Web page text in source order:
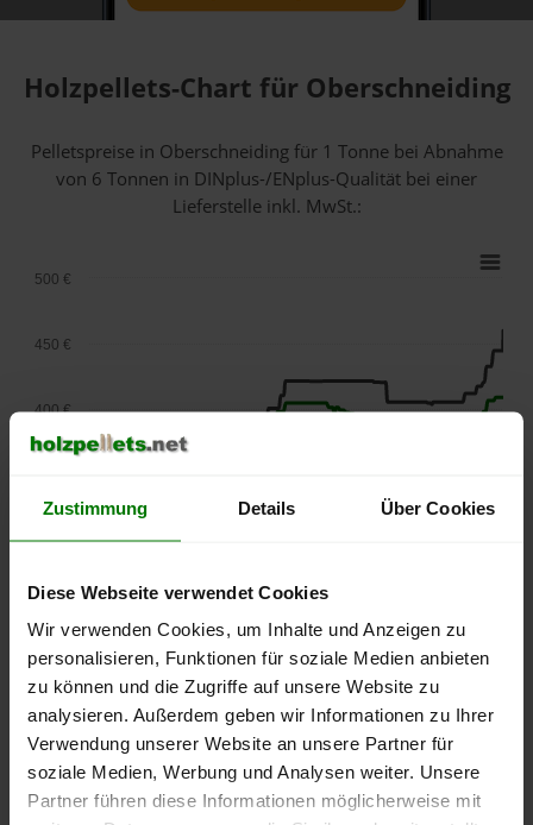
Zustimmung Details Über Cookies
Diese Webseite verwendet Cookies
Wir verwenden Cookies, um Inhalte und Anzeigen zu
personalisieren, Funktionen für soziale Medien anbieten
zu können und die Zugriffe auf unsere Website zu
analysieren. Außerdem geben wir Informationen zu Ihrer
Verwendung unserer Website an unsere Partner für
soziale Medien, Werbung und Analysen weiter. Unsere
Partner führen diese Informationen möglicherweise mit
Holzpellets-Chart für Oberschneiding
Pelletspreise in Oberschneiding für 1 Tonne bei Abnahme
von 6 Tonnen in DINplus-/ENplus-Qualität bei einer
Lieferstelle inkl. MwSt.:
lose Ware Sackware
September
Januar
Mai
300 €
400 €
450 €
500 €
Die aktuelle Preisentwicklung für Holzpellets in Deutschland
können Sie jederzeit auf unsererPelletspreise -Seite
nachvollziehen.